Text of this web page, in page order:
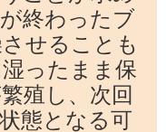
終わったブ
せることも
ったまま保
殖し、次回
態となる可